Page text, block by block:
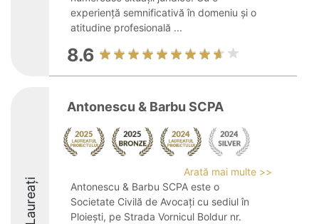
experiență semnificativă în domeniu și o
atitudine profesională ...
8.6
Laureați
Antonescu & Barbu SCPA
Arată mai multe >>
Antonescu & Barbu SCPA este o
Societate Civilă de Avocați cu sediul în
Ploiești, pe Strada Vornicul Boldur nr.